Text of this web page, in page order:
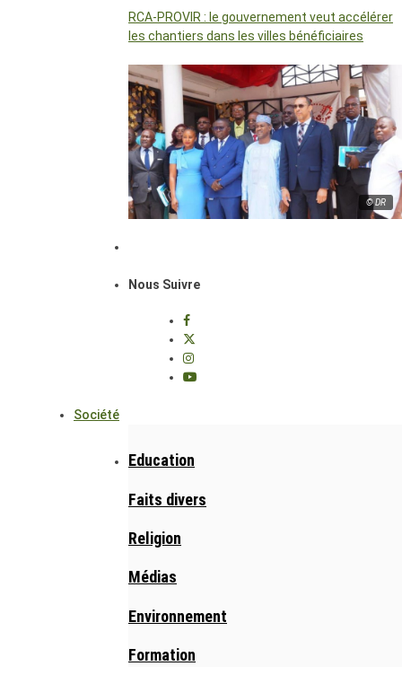
RCA-PROVIR : le gouvernement veut accélérer
les chantiers dans les villes bénéficiaires
© DR
Nous Suivre
Société
Education
Faits divers
Religion
Médias
Environnement
Formation